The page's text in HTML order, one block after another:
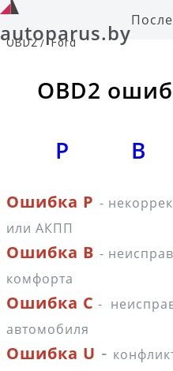
autoparus.by
OBD2/ Ford
OBD2
P
B
Ошибка P -
или АКПП
Ошибка B -
комфорта
Ошибка C -
автомобиля
Ошибка U -